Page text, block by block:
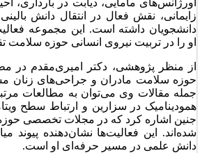
اورژانس‌های مامایی، دیابت در بارداری،
زایمانی، نقش فعال در انتقال دانش
دانشجویان داشته است. این مجموعه
او را در تربیت نیروی انسانی حوزه
از منظر پژوهشی، دکتر امیری‌مقدم در
حوزه سلامت مادران و جراحی‌های زنان
جمله مقالات وی می‌توان به مطالعات
همودینامیک در سزارین و ارتباط سطح
جنین اشاره کرد که در مجلات تخصصی
شده‌اند. این فعالیت‌ها نشان‌دهنده پیوند
دانش علمی در مسیر حرفه‌ای او است.